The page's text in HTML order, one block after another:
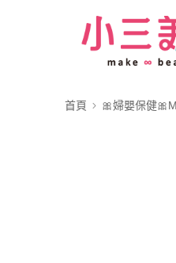
首頁 🎀婦嬰保健